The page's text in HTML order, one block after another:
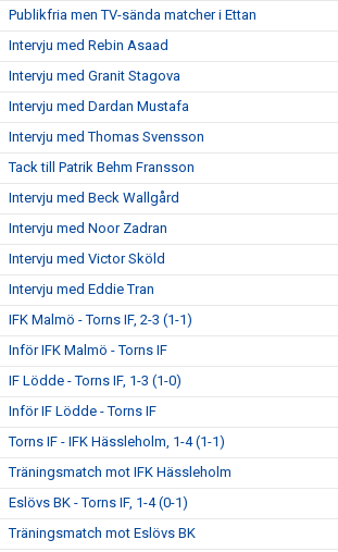
Publikfria men TV-sända matcher i Ettan
Intervju med Rebin Asaad
Intervju med Granit Stagova
Intervju med Dardan Mustafa
Intervju med Thomas Svensson
Tack till Patrik Behm Fransson
Intervju med Beck Wallgård
Intervju med Noor Zadran
Intervju med Victor Sköld
Intervju med Eddie Tran
IFK Malmö - Torns IF, 2-3 (1-1)
Inför IFK Malmö - Torns IF
IF Lödde - Torns IF, 1-3 (1-0)
Inför IF Lödde - Torns IF
Torns IF - IFK Hässleholm, 1-4 (1-1)
Träningsmatch mot IFK Hässleholm
Eslövs BK - Torns IF, 1-4 (0-1)
Träningsmatch mot Eslövs BK